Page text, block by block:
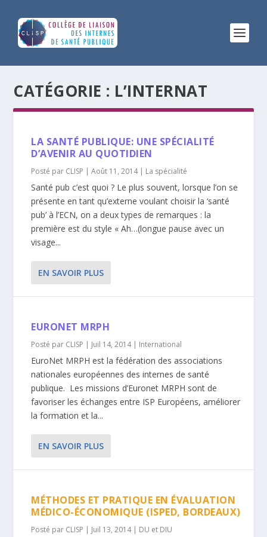
CATÉGORIE : L’INTERNAT
LA SANTÉ PUBLIQUE: UNE SPÉCIALITÉ
D’AVENIR AU QUOTIDIEN
Posté par CLISP |Août 11, 2014| La spécialité
Santé pub c’est quoi ? Le plus souvent, lorsque l’on se
présente en tant qu’externe voulant choisir la ‘santé
pub’ à l’ECN, on a deux types de remarques : la
première est du style « Ah…(longue pause avec un
visage...
EN SAVOIR PLUS
EURONET MRPH
Posté par CLISP | Juil 14, 2014| International
EuroNet MRPH est la fédération des associations
nationales européennes des internes de santé
publique. Les missions d’Euronet MRPH sont de
favoriser les échanges entre ISP Européens, améliorer
la formation et la...
EN SAVOIR PLUS
MÉTHODES ET PRATIQUE EN ÉVALUATION
MÉDICO-ÉCONOMIQUE (ISPED, BORDEAUX)
Posté par CLISP | Juil 13, 2014| DU et DIU